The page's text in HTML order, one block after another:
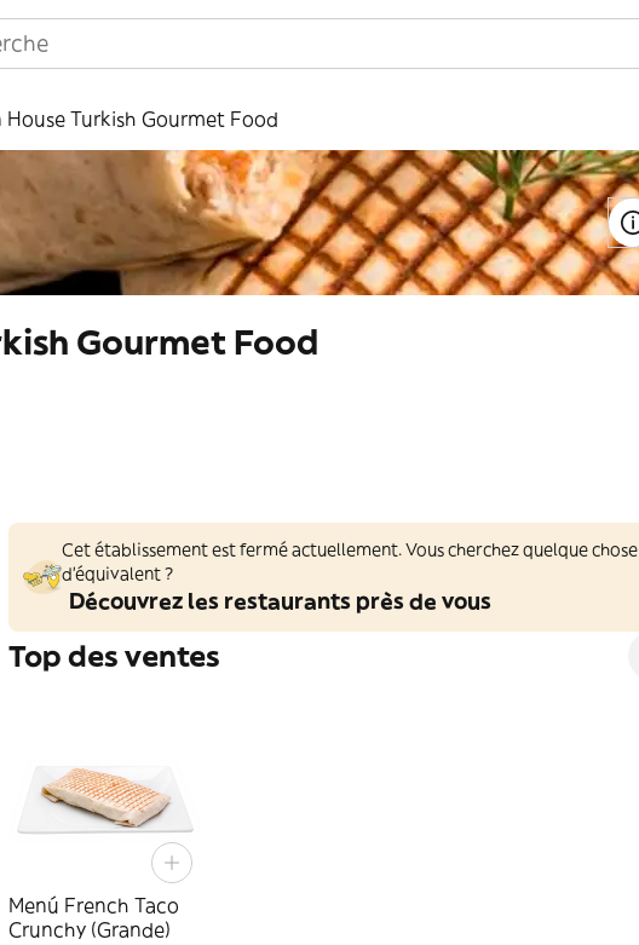
House Turkish Gourmet Food
Gourmet Food
Cet établissement est fermé actuellement. Vous cherchez quelque chose
d'équivalent ?
Découvrez les restaurants près de vous
Top des ventes
Menú French Taco
Crunchy (Grande)